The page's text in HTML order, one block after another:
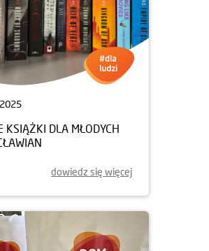
KSIĄŻKI DLA MŁODYCH
dowiedz się więcej